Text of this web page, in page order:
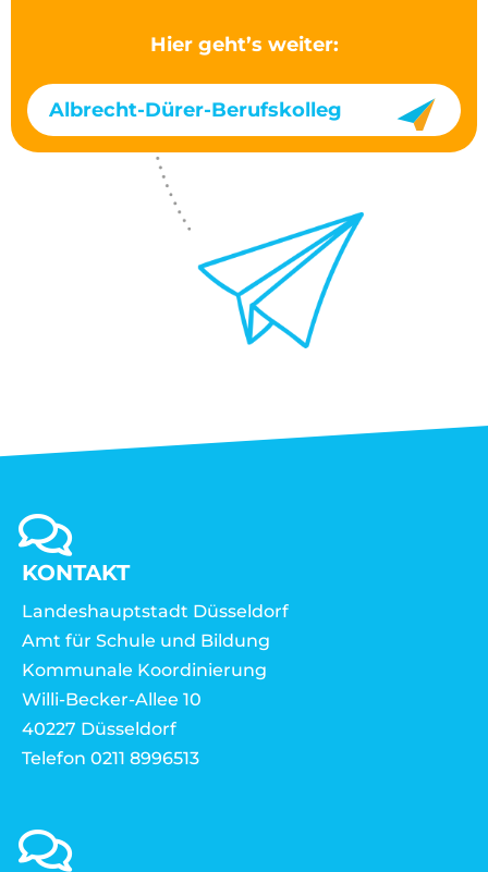
Hier geht’s weiter:
Albrecht-Dürer-Berufskolleg
KONTAKT
Landeshauptstadt Düsseldorf
Amt für Schule und Bildung
Kommunale Koordinierung
Willi-Becker-Allee 10
40227 Düsseldorf
Telefon 0211 8996513